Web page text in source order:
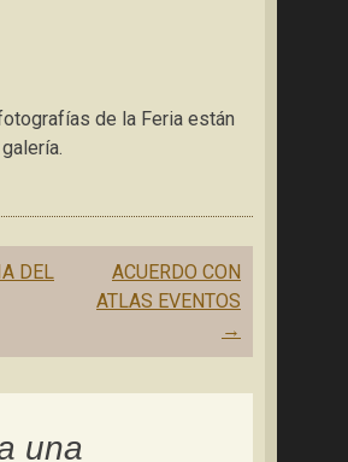
de la Feria están
DEL
ACUERDO CON
ATLAS EVENTOS
→
una